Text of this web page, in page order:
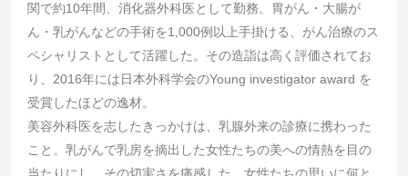
関で約10年間、消化器外科医として勤務。胃がん・大腸が
ん・乳がんなどの手術を1,000例以上手掛ける、がん治療のス
ペシャリストとして活躍した。その造詣は高く評価されてお
り、2016年には日本外科学会のYoung investigator award を
受賞したほどの逸材。
美容外科医を志したきっかけは、乳腺外来の診療に携わった
こと。乳がんで乳房を摘出した女性たちの美への情熱を目の